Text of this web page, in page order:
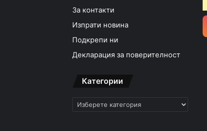
За контакти
Изпрати новина
Подкрепи ни
Декларация за поверителност
Категории
Категории